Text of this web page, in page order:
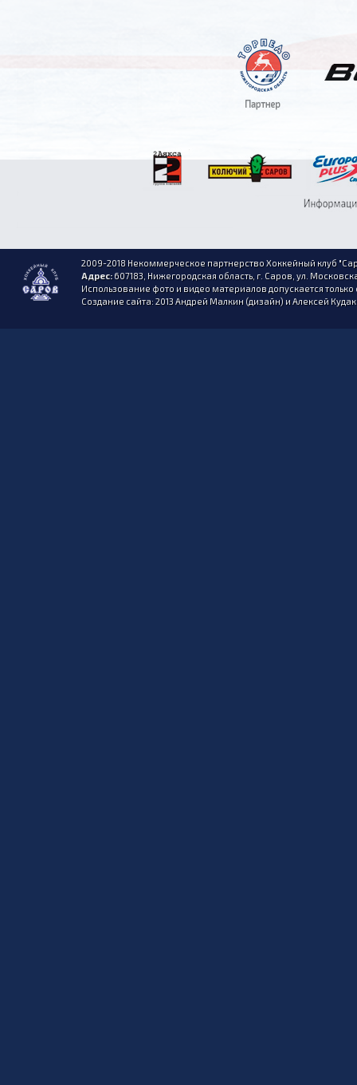
2009-2018 Некоммерческое партнерство Хоккейный клуб
Адрес:607183, Нижегородская область, г. Саров, ул.
Использование фото и видео материалов допускается
Создание сайта: 2013 Андрей Малкин (дизайн) и Алексей